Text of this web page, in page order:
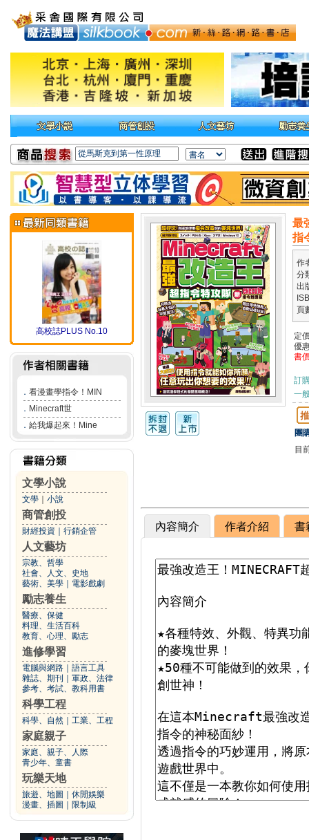
高校誌PLUS No.10
． 看漫畫學指令！MIN
． Minecraft世
． 給我爆起來！Mine
文學小說
文學 小說
商管創投
財經投資 行銷企管
人文藝坊
宗教、哲學
社會、人文、史地
藝術、美學
電影戲劇
勵志養生
醫療、保健
料理、生活百科
教育、心理、勵志
進修學習
電腦與網路
語言工具
雜誌、期刊
軍政、法律
參考、考試、教科用書
科學工程
科學、自然 工業、工程
家庭親子
家庭、親子、人際
青少年、童書
玩樂天地
旅遊、地圖
休閒娛樂
漫畫、插圖
限制級
最
指
作
分
出
頁
定
優
書
訂
一
團
目
內容簡介 作者介紹 書